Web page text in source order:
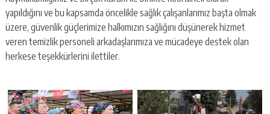
yapıldığını ve bu kapsamda öncelikle sağlık çalışanlarımız başta olmak
üzere, güvenlik güçlerimize halkımızın sağlığını düşünerek hizmet
veren temizlik personeli arkadaşlarımıza ve mücadeye destek olan
herkese teşekkürlerini ilettiler.